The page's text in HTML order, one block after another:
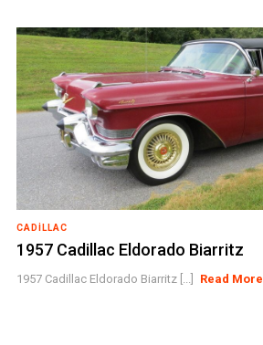
CADILLAC
1957 Cadillac Eldorado Biarritz
1957 Cadillac Eldorado Biarritz [...] Read More